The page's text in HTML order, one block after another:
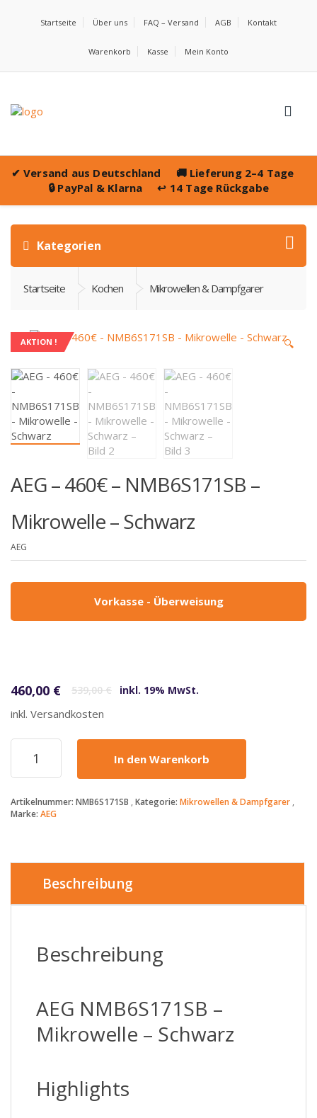
Startseite Über uns FAQ – Versand AGB Kontakt
Warenkorb Kasse Mein Konto
✔ Versand aus Deutschland 🚚 Lieferung 2–4 Tage
🔒 PayPal & Klarna ↩️ 14 Tage Rückgabe
Kategorien
Startseite Kochen Mikrowellen & Dampfgarer
AKTION ! 🔍
AEG – 460€ – NMB6S171SB –
Mikrowelle – Schwarz
AEG
Vorkasse - Überweisung
539,00€
460,00 € inkl. 19% MwSt.
inkl. Versandkosten
AEG
460€
NMB6S171SB
-
Schwarz
Menge
In den Warenkorb
Artikelnummer: NMB6S171SB Kategorie: Mikrowellen & Dampfgarer
Marke: AEG
Beschreibung
Beschreibung
AEG NMB6S171SB –
Mikrowelle – Schwarz
Highlights